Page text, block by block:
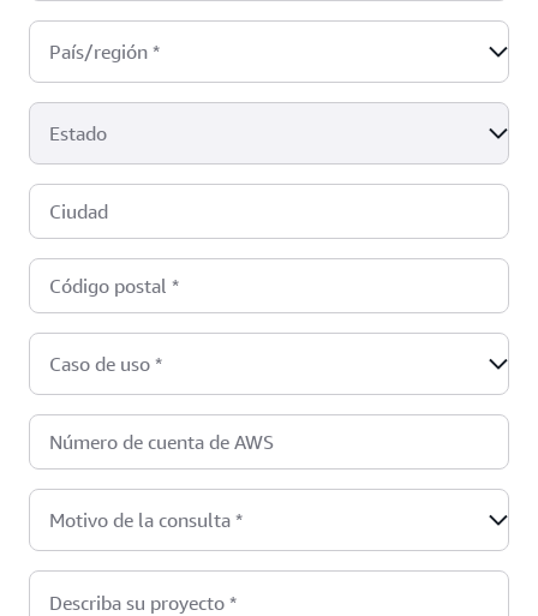
País/región *
Estado
Ciudad
Código postal *
Caso de uso *
Número de cuenta de AWS
Motivo de la consulta *
Describa su proyecto *